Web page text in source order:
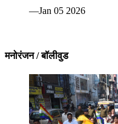
—Jan 05 2026
मनोरंजन / बॉलीवुड